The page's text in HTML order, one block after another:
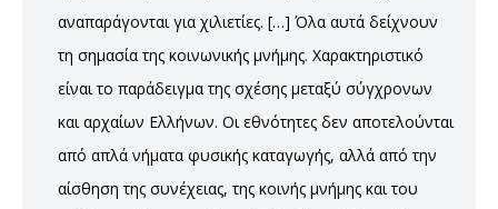
αναπαράγονται για χιλιετίες. […] Όλα αυτά δείχνουν
τη σημασία της κοινωνικής μνήμης. Χαρακτηριστικό
είναι το παράδειγμα της σχέσης μεταξύ σύγχρονων
και αρχαίων Ελλήνων. Οι εθνότητες δεν αποτελούνται
από απλά νήματα φυσικής καταγωγής, αλλά από την
αίσθηση της συνέχειας, της κοινής μνήμης και του